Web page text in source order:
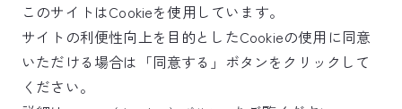
SKYTRAX
5スターエアポート
このサイトはCookieを使用しています。
サイトの利便性向上を目的としたCookieの使用に同意
いただける場合は「同意する」ボタンをクリックして
ください。